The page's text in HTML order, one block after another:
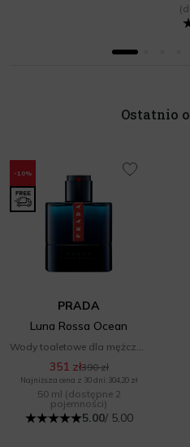
Ostatnio
-10%
PRADA
Luna Rossa Ocean
351 zł390 zł
Najniższa cena z 30 dni: 304,20 zł
50 ml (dostępne 2
pojemności)
5.00/ 5.00